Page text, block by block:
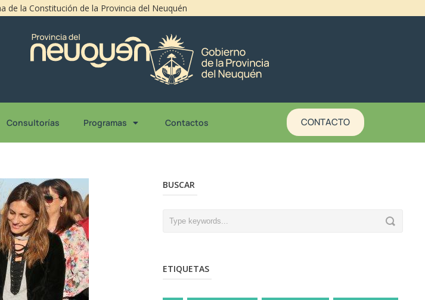
de la Constitución de la Provincia del Neuquén
Consultorías Programas Contactos CONTACTO
BUSCAR
ETIQUETAS